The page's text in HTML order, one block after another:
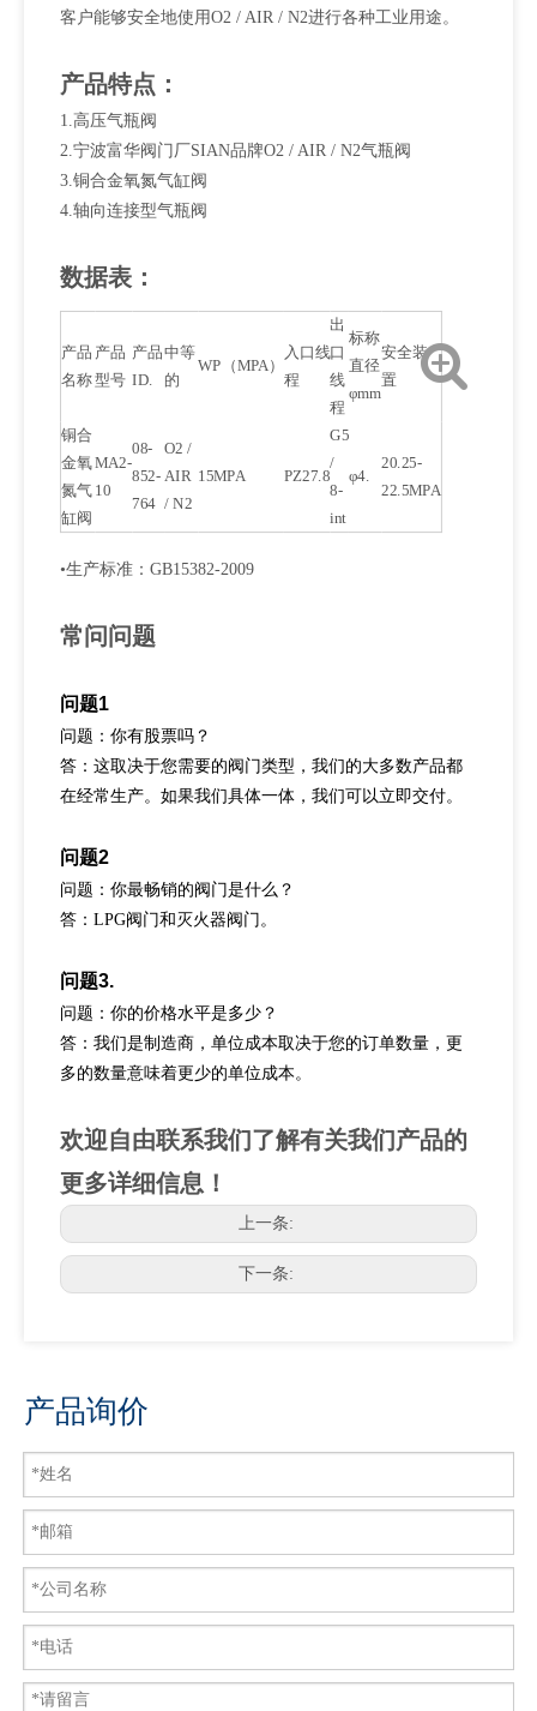
客户能够安全地使用O2 / AIR / N2进行各种工业用途。
产品特点：
1.高压气瓶阀
2.宁波富华阀门厂SIAN品牌O2 / AIR / N2气瓶阀
3.铜合金氧氮气缸阀
4.轴向连接型气瓶阀
数据表：
产品
名称
产品
型号
产品
ID.
中等
的
WP（MPA）
入口线
程
出
口
线
程
标称
直径
φmm
安全装
置
铜合
金氧
氮气
缸阀
MA2-
10
08-
852-
764
O2 /
AIR
/ N2
15MPA PZ27.8
G5
/
8-
int
φ4.
20.25-
22.5MPA
•生产标准：GB15382-2009
常问问题
问题1
问题：你有股票吗？
答：这取决于您需要的阀门类型，我们的大多数产品都
在经常生产。如果我们具体一体，我们可以立即交付。
问题2
问题：你最畅销的阀门是什么？
答：LPG阀门和灭火器阀门。
问题3.
问题：你的价格水平是多少？
答：我们是制造商，单位成本取决于您的订单数量，更
多的数量意味着更少的单位成本。
欢迎自由联系我们了解有关我们产品的
更多详细信息！
上一条:
下一条:
产品询价